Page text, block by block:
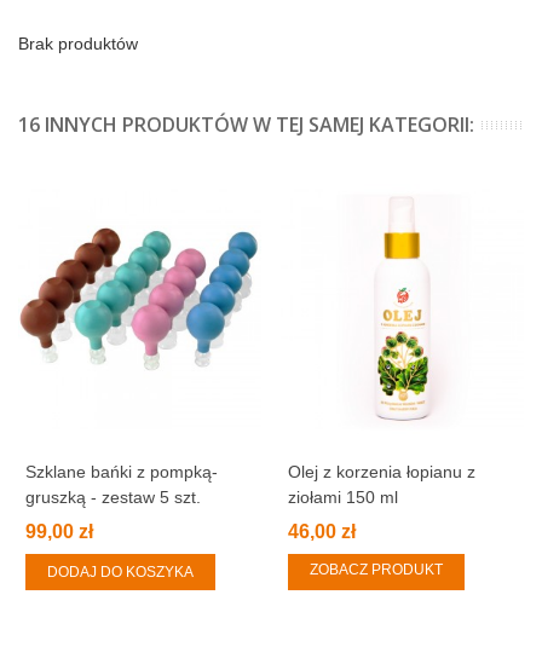
Brak produktów
16 INNYCH PRODUKTÓW W TEJ SAMEJ KATEGORII:
Szklane bańki z pompką-
gruszką - zestaw 5 szt.
99,00 zł
DODAJ DO KOSZYKA
Olej z korzenia łopianu z
ziołami 150 ml
46,00 zł
ZOBACZ PRODUKT